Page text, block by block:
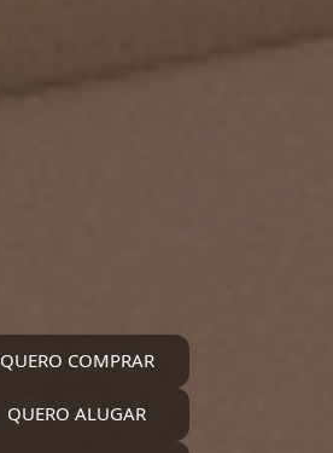
QUERO COMPRAR
QUERO ALUGAR